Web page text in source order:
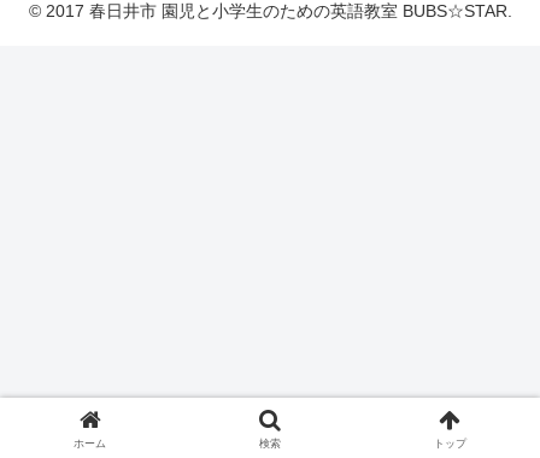
© 2017 春日井市 園児と小学生のための英語教室 BUBS☆STAR.
ホーム 検索 トップ